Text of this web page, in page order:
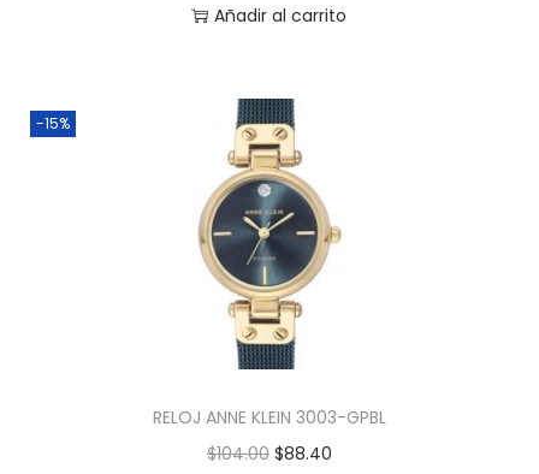
Añadir al carrito
-15%
RELOJ ANNE KLEIN 3003-GPBL
$104.00 $88.40